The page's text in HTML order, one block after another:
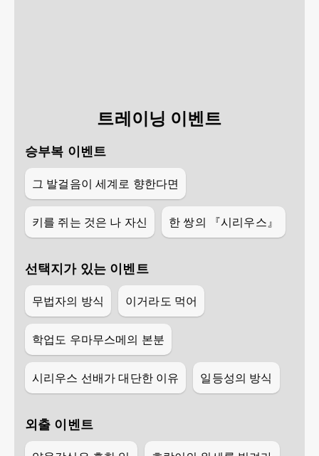
트레이닝 이벤트
승부복 이벤트
그 발걸음이 세계로 향한다면
키를 쥐는 것은 나 자신 한 쌍의 『시리우스』
선택지가 있는 이벤트
무법자의 방식 이거라도 먹어
학업도 우마무스메의 본분
시리우스 선배가 대단한 이유 일등성의 방식
외출 이벤트